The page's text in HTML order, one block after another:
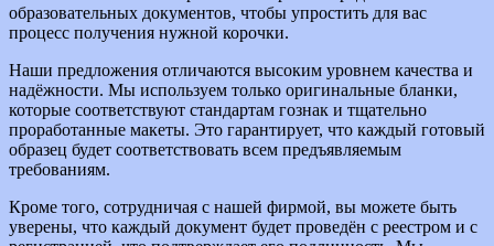
образовательных документов, чтобы упростить для вас
процесс получения нужной корочки.
Наши предложения отличаются высоким уровнем качества и
надёжности. Мы используем только оригинальные бланки,
которые соответствуют стандартам гознак и тщательно
проработанные макеты. Это гарантирует, что каждый готовый
образец будет соответствовать всем предъявляемым
требованиям.
Кроме того, сотрудничая с нашей фирмой, вы можете быть
уверены, что каждый документ будет проведён с реестром и с